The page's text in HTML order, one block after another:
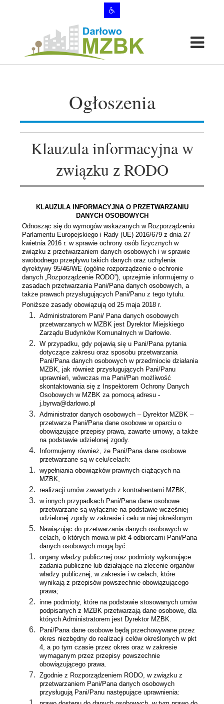
Ogłoszenia
Klauzula informacyjna w
związku z RODO
KLAUZULA INFORMACYJNA O PRZETWARZANIU
DANYCH OSOBOWYCH
Odnosząc się do wymogów wskazanych w Rozporządzeniu
Parlamentu Europejskiego i Rady (UE) 2016/679 z dnia 27
kwietnia 2016 r. w sprawie ochrony osób fizycznych w
związku z przetwarzaniem danych osobowych i w sprawie
swobodnego przepływu takich danych oraz uchylenia
dyrektywy 95/46/WE (ogólne rozporządzenie o ochronie
danych „Rozporządzenie RODO”), uprzejmie informujemy o
zasadach przetwarzania Pani/Pana danych osobowych, a
także prawach przysługujących Pani/Panu z tego tytułu.
Poniższe zasady obowiązują od 25 maja 2018 r.
Administratorem Pani/ Pana danych osobowych
przetwarzanych w MZBK jest Dyrektor Miejskiego
Zarządu Budynków Komunalnych w Darłowie.
W przypadku, gdy pojawią się u Pani/Pana pytania
dotyczące zakresu oraz sposobu przetwarzania
Pani/Pana danych osobowych w przedmiocie działania
MZBK, jak również przysługujących Pani/Panu
uprawnień, wówczas ma Pani/Pan możliwość
skontaktowania się z Inspektorem Ochrony Danych
Osobowych w MZBK za pomocą adresu -
j.byrwa@darlowo.pl
Administrator danych osobowych – Dyrektor MZBK –
przetwarza Pani/Pana dane osobowe w oparciu o
obowiązujące przepisy prawa, zawarte umowy, a także
na podstawie udzielonej zgody.
Informujemy również, że Pani/Pana dane osobowe
przetwarzane są w celu/celach:
wypełniania obowiązków prawnych ciążących na
MZBK,
realizacji umów zawartych z kontrahentami MZBK,
w innych przypadkach Pani/Pana dane osobowe
przetwarzane są wyłącznie na podstawie wcześniej
udzielonej zgody w zakresie i celu w niej określonym.
Nawiązując do przetwarzania danych osobowych w
celach, o których mowa w pkt 4 odbiorcami Pani/Pana
danych osobowych mogą być:
organy władzy publicznej oraz podmioty wykonujące
zadania publiczne lub działające na zlecenie organów
władzy publicznej, w zakresie i w celach, które
wynikają z przepisów powszechnie obowiązującego
prawa;
inne podmioty, które na podstawie stosowanych umów
podpisanych z MZBK przetwarzają dane osobowe, dla
których Administratorem jest Dyrektor MZBK.
Pani/Pana dane osobowe będą przechowywane przez
okres niezbędny do realizacji celów określonych w pkt
4, a po tym czasie przez okres oraz w zakresie
wymaganym przez przepisy powszechnie
obowiązującego prawa.
Zgodnie z Rozporządzeniem RODO, w związku z
przetwarzaniem Pani/Pana danych osobowych
przysługują Pani/Panu następujące uprawnienia: